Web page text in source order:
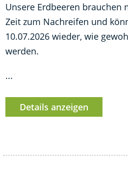
Unsere Erdbeeren brauchen
Zeit zum Nachreifen und
10.07.2026 wieder, wie
werden.
...
Details anzeigen